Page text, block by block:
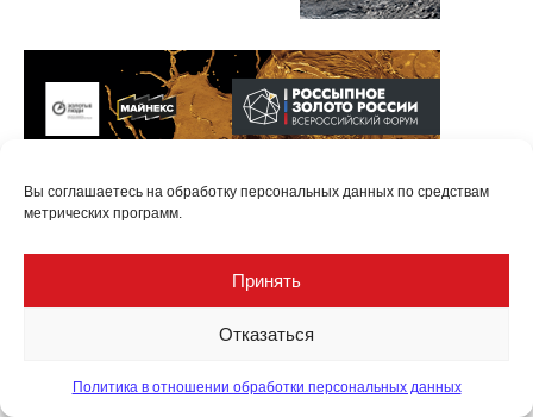
Вы соглашаетесь на обработку персональных данных по средствам
метрических программ.
Принять
Отказаться
Политика в отношении обработки персональных данных